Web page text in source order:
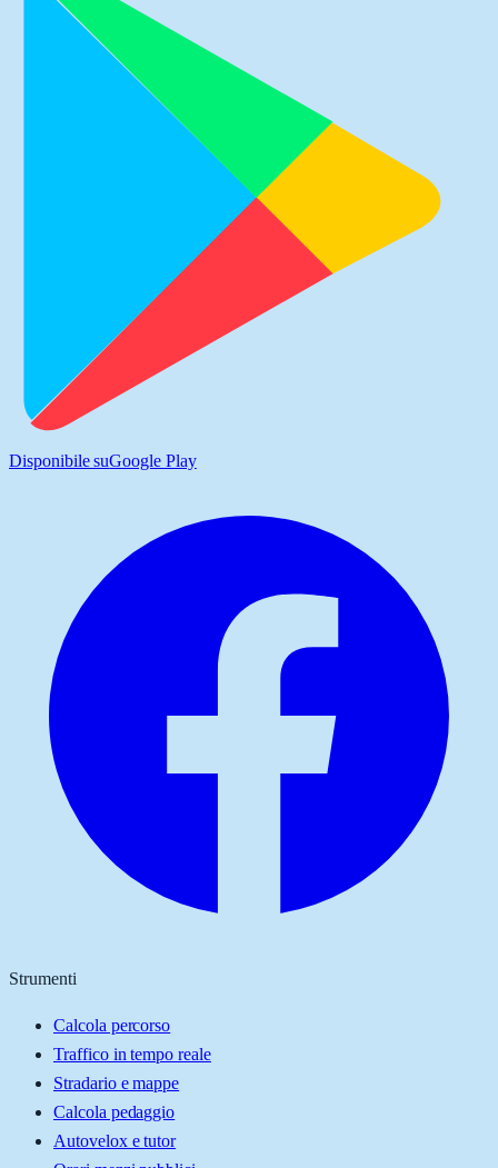
Disponibile suGoogle Play
Strumenti
Calcola percorso
Traffico in tempo reale
Stradario e mappe
Calcola pedaggio
Autovelox e tutor